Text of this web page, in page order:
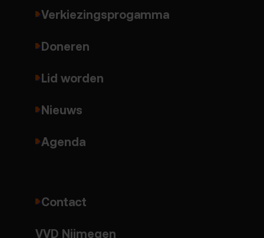
Verkiezingsprogamma
Doneren
Lid worden
Nieuws
Agenda
Contact
VVD Nijmegen